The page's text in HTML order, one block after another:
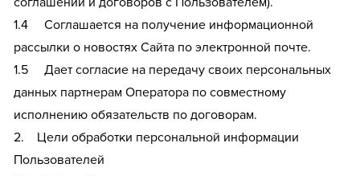
1.4 Соглашается на получение информационной
рассылки о новостях Сайта по электронной почте.
1.5 Дает согласие на передачу своих персональных
данных партнерам Оператора по совместному
исполнению обязательств по договорам.
2. Цели обработки персональной информации
Пользователей